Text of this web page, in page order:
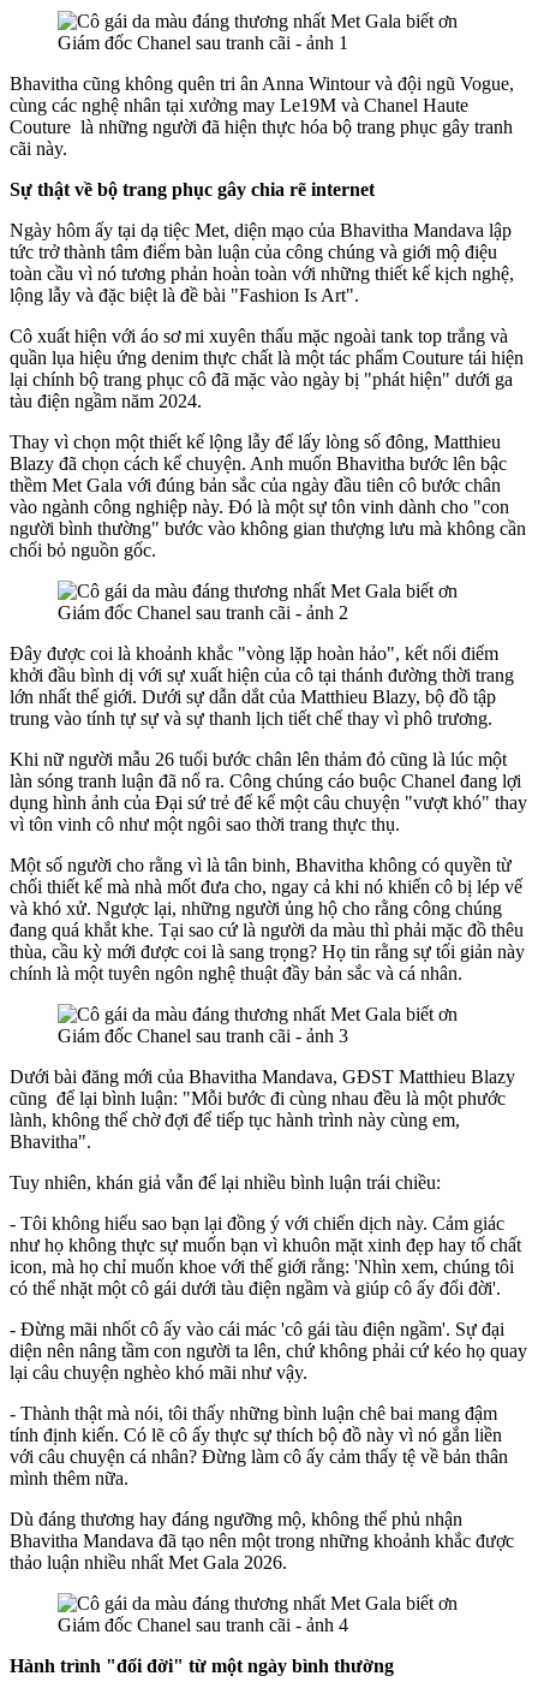
Bhavitha cũng không quên tri ân Anna Wintour và đội ngũ Vogue,
cùng các nghệ nhân tại xưởng may Le19M và Chanel Haute
Couture là những người đã hiện thực hóa bộ trang phục gây tranh
cãi này.
Sự thật về bộ trang phục gây chia rẽ internet
Ngày hôm ấy tại dạ tiệc Met, diện mạo của Bhavitha Mandava lập
tức trở thành tâm điểm bàn luận của công chúng và giới mộ điệu
toàn cầu vì nó tương phản hoàn toàn với những thiết kế kịch nghệ,
lộng lẫy và đặc biệt là đề bài "Fashion Is Art".
Cô xuất hiện với áo sơ mi xuyên thấu mặc ngoài tank top trắng và
quần lụa hiệu ứng denim thực chất là một tác phẩm Couture tái hiện
lại chính bộ trang phục cô đã mặc vào ngày bị "phát hiện" dưới ga
tàu điện ngầm năm 2024.
Thay vì chọn một thiết kế lộng lẫy để lấy lòng số đông, Matthieu
Blazy đã chọn cách kể chuyện. Anh muốn Bhavitha bước lên bậc
thềm Met Gala với đúng bản sắc của ngày đầu tiên cô bước chân
vào ngành công nghiệp này. Đó là một sự tôn vinh dành cho "con
người bình thường" bước vào không gian thượng lưu mà không cần
chối bỏ nguồn gốc.
Đây được coi là khoảnh khắc "vòng lặp hoàn hảo", kết nối điểm
khởi đầu bình dị với sự xuất hiện của cô tại thánh đường thời trang
lớn nhất thế giới. Dưới sự dẫn dắt của Matthieu Blazy, bộ đồ tập
trung vào tính tự sự và sự thanh lịch tiết chế thay vì phô trương.
Khi nữ người mẫu 26 tuổi bước chân lên thảm đỏ cũng là lúc một
làn sóng tranh luận đã nổ ra. Công chúng cáo buộc Chanel đang lợi
dụng hình ảnh của Đại sứ trẻ để kể một câu chuyện "vượt khó" thay
vì tôn vinh cô như một ngôi sao thời trang thực thụ.
Một số người cho rằng vì là tân binh, Bhavitha không có quyền từ
chối thiết kế mà nhà mốt đưa cho, ngay cả khi nó khiến cô bị lép vế
và khó xử. Ngược lại, những người ủng hộ cho rằng công chúng
đang quá khắt khe. Tại sao cứ là người da màu thì phải mặc đồ thêu
thùa, cầu kỳ mới được coi là sang trọng? Họ tin rằng sự tối giản này
chính là một tuyên ngôn nghệ thuật đầy bản sắc và cá nhân.
Dưới bài đăng mới của Bhavitha Mandava, GĐST Matthieu Blazy
cũng để lại bình luận: "Mỗi bước đi cùng nhau đều là một phước
lành, không thể chờ đợi để tiếp tục hành trình này cùng em,
Bhavitha".
Tuy nhiên, khán giả vẫn để lại nhiều bình luận trái chiều:
- Tôi không hiểu sao bạn lại đồng ý với chiến dịch này. Cảm giác
như họ không thực sự muốn bạn vì khuôn mặt xinh đẹp hay tố chất
icon, mà họ chỉ muốn khoe với thế giới rằng: 'Nhìn xem, chúng tôi
có thể nhặt một cô gái dưới tàu điện ngầm và giúp cô ấy đổi đời'.
- Đừng mãi nhốt cô ấy vào cái mác 'cô gái tàu điện ngầm'. Sự đại
diện nên nâng tầm con người ta lên, chứ không phải cứ kéo họ quay
lại câu chuyện nghèo khó mãi như vậy.
- Thành thật mà nói, tôi thấy những bình luận chê bai mang đậm
tính định kiến. Có lẽ cô ấy thực sự thích bộ đồ này vì nó gắn liền
với câu chuyện cá nhân? Đừng làm cô ấy cảm thấy tệ về bản thân
mình thêm nữa.
Dù đáng thương hay đáng ngưỡng mộ, không thể phủ nhận
Bhavitha Mandava đã tạo nên một trong những khoảnh khắc được
thảo luận nhiều nhất Met Gala 2026.
Hành trình "đổi đời" từ một ngày bình thường